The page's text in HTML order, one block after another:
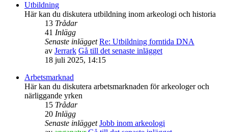
Utbildning
Här kan du diskutera utbildning inom arkeologi och historia
13 Trådar
41 Inlägg
Senaste inlägget Re: Utbildning forntida DNA
av Jerrark Gå till det senaste inlägget
18 juli 2025, 14:15
Arbetsmarknad
Här kan du diskutera arbetsmarknaden för arkeologer och
närliggande yrken
15 Trådar
20 Inlägg
Senaste inlägget Jobb inom arkeologi